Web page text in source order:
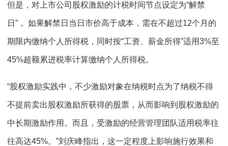
但是，对上市公司股权激励的计税时间节点设定为“解禁
日”， 如果解禁日当日市价高于成本，需在不超过12个月的
期限内缴纳个人所得税，同时按“工资、薪金所得”适用3%至
45%超额累进税率计算缴纳个人所得税。
“股权激励实践中，不少激励对象在纳税时点为了纳税不得
不提前卖出股权激励所获得的股票，从而影响到股权激励的
中长期激励作用。而且，受激励的经营管理团队适用税率往
往高达45%。”刘庆峰指出，这一定程度上影响施行效果和